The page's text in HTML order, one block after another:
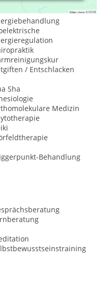
Medizin, Heilkunde
/ Entschlacken
Sha
Medizin
Behandlung